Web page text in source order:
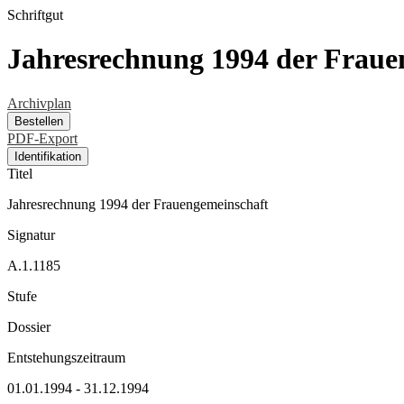
Schriftgut
Jahresrechnung 1994 der
Archivplan
Bestellen
PDF-Export
Identifikation
Titel
Jahresrechnung 1994 der Frauengemeinschaft
Signatur
A.1.1185
Stufe
Dossier
Entstehungszeitraum
01.01.1994 - 31.12.1994